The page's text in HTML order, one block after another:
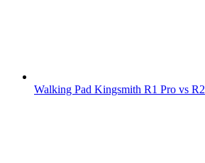
Walking Pad Kingsmith R1 Pro vs R2